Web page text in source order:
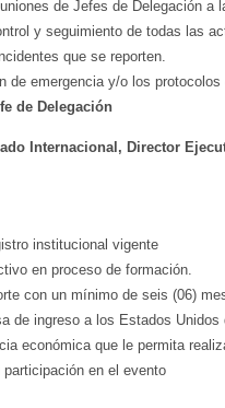
de Jefes de Delegación a
y seguimiento de todas las
que se reporten.
de emergencia y/o los
de Delegación
Internacional, Director
institucional vigente
en proceso de formación.
con un mínimo de seis (06)
de ingreso a los Estados Unidos
económica que le permita
en el evento